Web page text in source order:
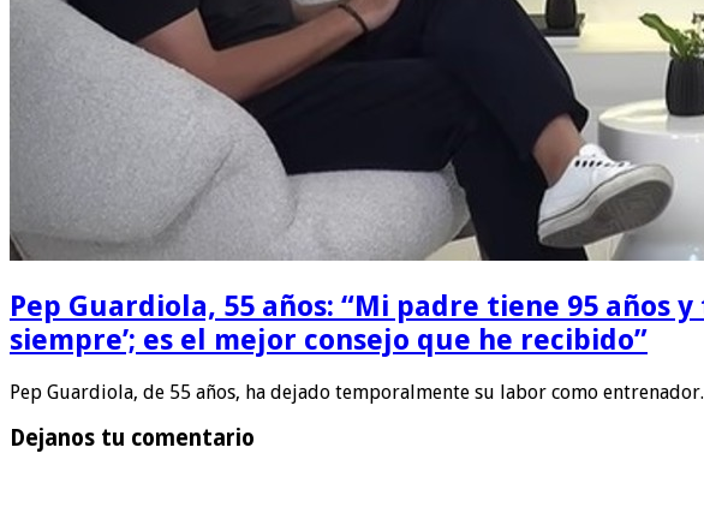
Pep Guardiola, 55 años: “Mi padre tiene 95 años
siempre’; es el mejor consejo que he recibido”
Pep Guardiola, de 55 años, ha dejado temporalmente su labor como
Dejanos tu comentario